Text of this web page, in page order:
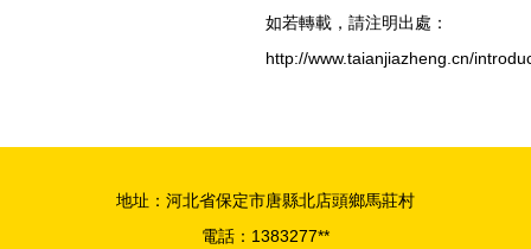
如若轉載，請注明出處：
http://www.taianjiazheng.cn/
地址：河北省保定市唐縣北店頭鄉馬莊村
電話：1383277**